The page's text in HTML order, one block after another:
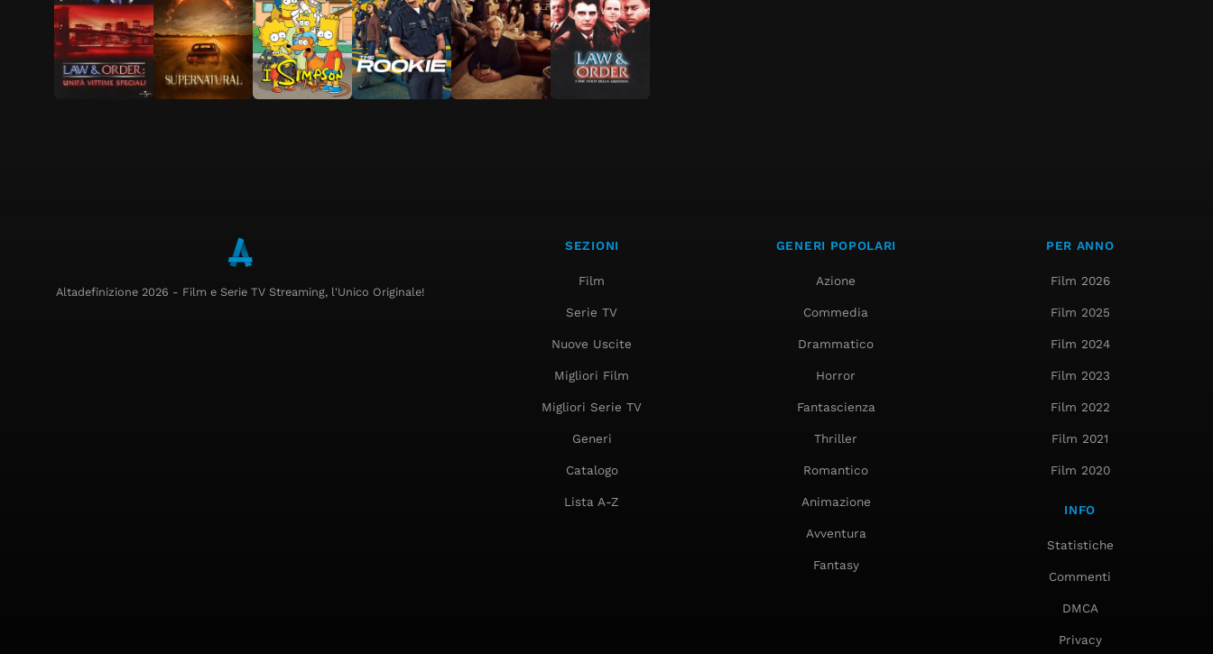
Altadefinizione 2026 - Film e Serie TV Streaming, l'Unico Originale!
SEZIONI
Film
Serie TV
Nuove Uscite
Migliori Film
Migliori Serie TV
Generi
Catalogo
Lista A-Z
GENERI POPOLARI
Azione
Commedia
Drammatico
Horror
Fantascienza
Thriller
Romantico
Animazione
Avventura
Fantasy
PER ANNO
Film 2026
Film 2025
Film 2024
Film 2023
Film 2022
Film 2021
Film 2020
INFO
Statistiche
Commenti
DMCA
Privacy